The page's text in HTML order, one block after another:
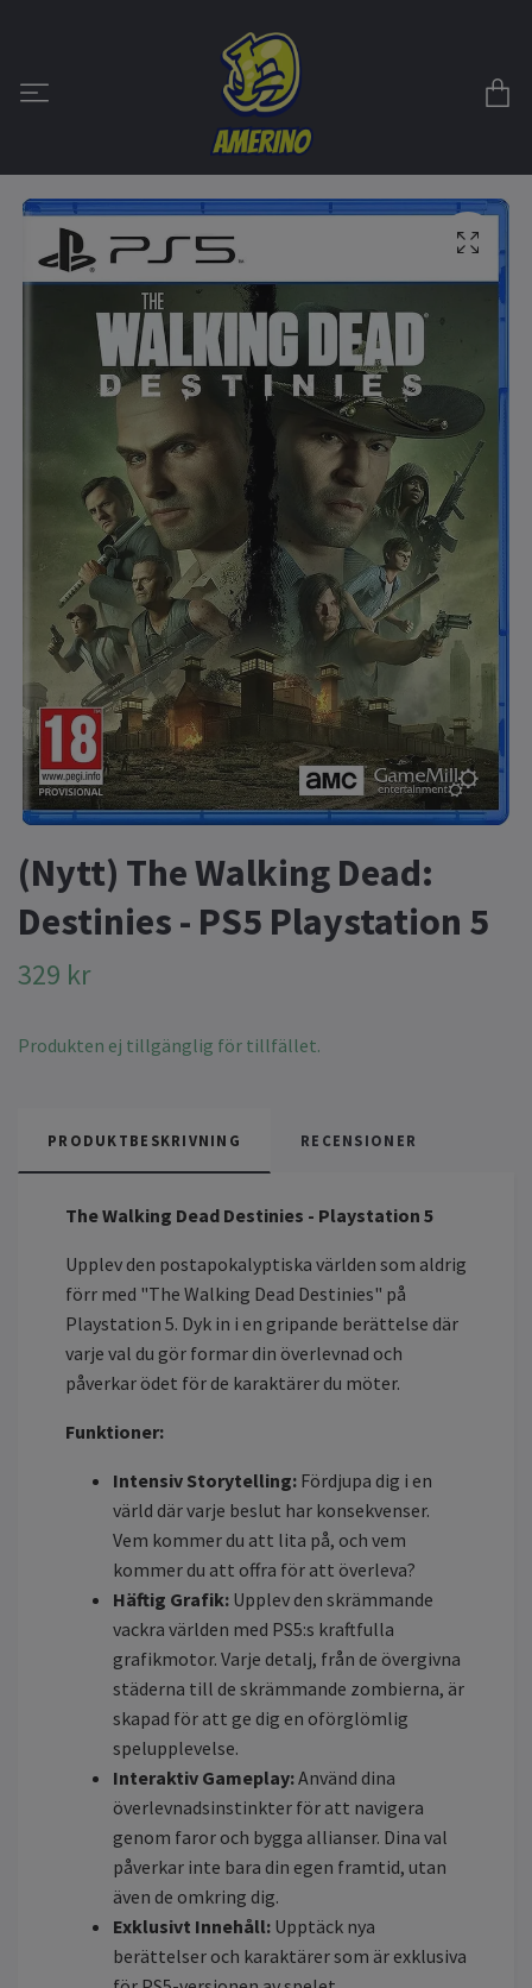
(Nytt) The Walking Dead:
Destinies - PS5 Playstation 5
329 kr
Produkten ej tillgänglig för tillfället.
PRODUKTBESKRIVNING RECENSIONER
The Walking Dead Destinies - Playstation 5
Upplev den postapokalyptiska världen som aldrig
förr med "The Walking Dead Destinies" på
Playstation 5. Dyk in i en gripande berättelse där
varje val du gör formar din överlevnad och
påverkar ödet för de karaktärer du möter.
Funktioner:
Intensiv Storytelling: Fördjupa dig i en
värld där varje beslut har konsekvenser.
Vem kommer du att lita på, och vem
kommer du att offra för att överleva?
Häftig Grafik: Upplev den skrämmande
vackra världen med PS5:s kraftfulla
grafikmotor. Varje detalj, från de övergivna
städerna till de skrämmande zombierna, är
skapad för att ge dig en oförglömlig
spelupplevelse.
Interaktiv Gameplay:Använd dina
överlevnadsinstinkter för att navigera
genom faror och bygga allianser. Dina val
påverkar inte bara din egen framtid, utan
även de omkring dig.
Exklusivt Innehåll: Upptäck nya
berättelser och karaktärer som är exklusiva